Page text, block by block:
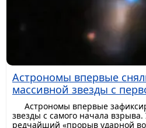
Астрономы впервые
массивной звезды с
Астрономы впервые
звезды с самого начала
редчайший «прорыв ударной